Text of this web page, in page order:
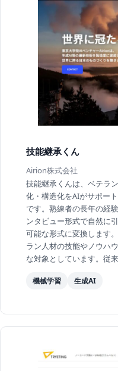
技能継承くん
Airion株式会社
技能継承くんは、ベテラ
化・構造化をAIがサポー
です。熟練者の長年の経
ンタビュー形式で自然に
可能な形式に変換します
ラン人材の技能やノウハ
な対象としています。従
機械学習
生成AI